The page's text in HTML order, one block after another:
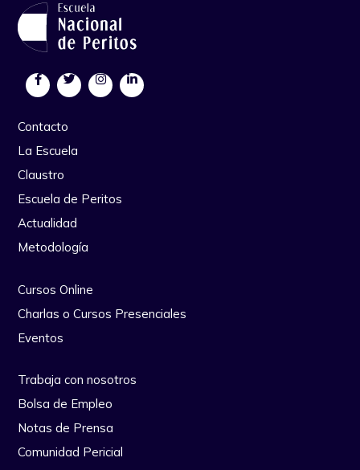
Contacto
La Escuela
Claustro
Escuela de Peritos
Actualidad
Metodología
Cursos Online
Charlas o Cursos Presenciales
Eventos
Trabaja con nosotros
Bolsa de Empleo
Notas de Prensa
Comunidad Pericial